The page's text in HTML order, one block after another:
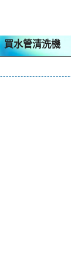
買水管清洗機